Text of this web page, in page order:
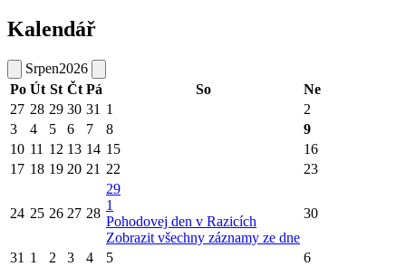
Kalendář
Srpen2026
Po Út St Čt Pá So
Ne
27 28 29 30 31 1
2
3
4 5 6 7 8
9
10 11 12 13 14 15
16
17 18 19 20 21 22 23
24 25 26 27 28
29
1
Pohodovej den v Razicích
Zobrazit všechny záznamy ze dne
30
31 1 2 3 4 5 6